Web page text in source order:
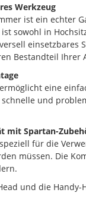
Werkzeug
ist ein echter
sowohl in
einsetzbares
Bestandteil Ihrer
eine
und
mit Spartan-
für die
müssen. Die
und die